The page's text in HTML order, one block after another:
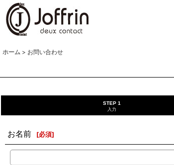
ホーム > お問い合わせ
STEP 1
入力
お名前 [必須]